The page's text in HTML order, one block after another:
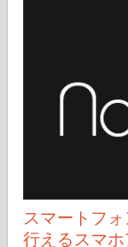
スマートフ
行えるスマ